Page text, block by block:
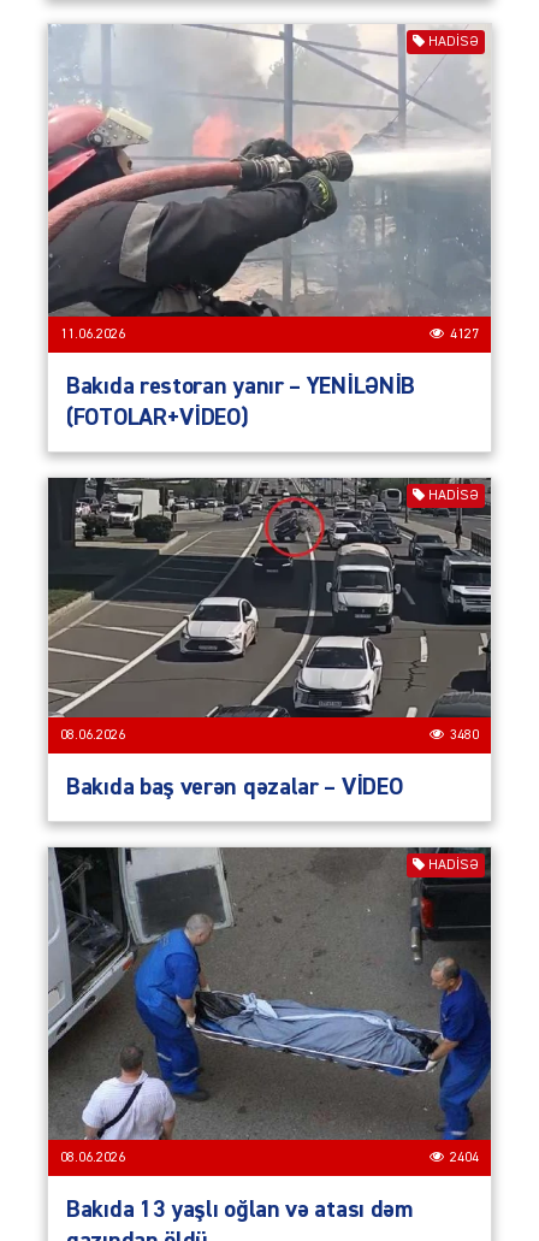
HADISƏ
11.06.2026 4127
Bakıda restoran yanır – YENİLƏNİB
(FOTOLAR+VİDEO)
HADISƏ
08.06.2026 3480
Bakıda baş verən qəzalar – VİDEO
HADISƏ
08.06.2026 2404
Bakıda 13 yaşlı oğlan və atası dəm